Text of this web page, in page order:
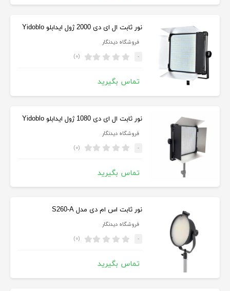
نور ثابت ال ای دی 2000 ژول ایدابلو Yidoblo
فروشگاه دیدنگار
- (۰)
تماس بگیرید
نور ثابت ال ای دی 1080 ژول ایدابلو Yidoblo
فروشگاه دیدنگار
- (۰)
تماس بگیرید
نور ثابت اس ام دی مدل S260-A
فروشگاه دیدنگار
- (۰)
تماس بگیرید